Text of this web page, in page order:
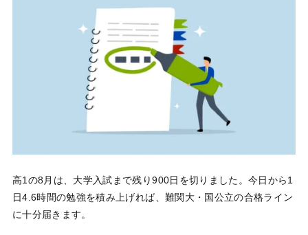
高1の8月は、大学入試まで残り900日を切りました。今日から1
日4.6時間の勉強を積み上げれば、難関大・国公立の合格ライン
に十分届きます。